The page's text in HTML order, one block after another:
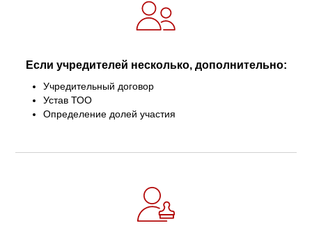
Если учредителей несколько, дополнительно:
Учредительный договор
Устав ТОО
Определение долей участия